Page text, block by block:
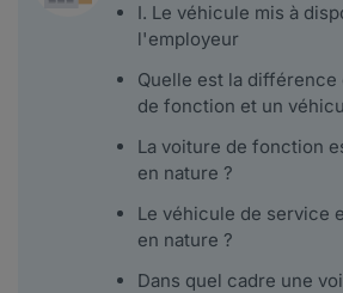
I. Le véhicule mis à
l'employeur
Quelle est la
de fonction et un
La voiture de fonction
en nature ?
Le véhicule de service
en nature ?
Dans quel cadre une